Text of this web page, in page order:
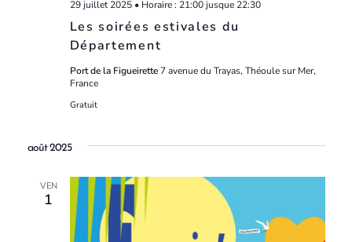
Les soirées estivales du
Département
29 juillet 2025 • Horaire : 21:00jusque 22:30
Port de la Figueirette 7 avenue du Trayas, Théoule sur Mer,
France
Gratuit
août 2025
VEN
1